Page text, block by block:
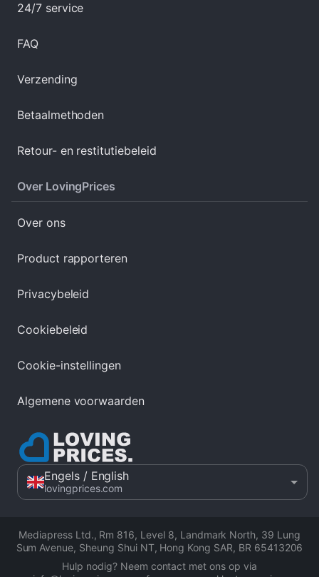
24/7 service
FAQ
Verzending
Betaalmethoden
Retour- en restitutiebeleid
Over LovingPrices
Over ons
Product rapporteren
Privacybeleid
Cookiebeleid
Cookie-instellingen
Algemene voorwaarden
Engels/ English
lovingprices.com
Mediapress Ltd., Rm 816, Level 8, Landmark North, 39 Lung
Sum Avenue, Sheung Shui NT, Hong Kong SAR, BR 65413206
Hulp nodig? Neem contact met ons op via